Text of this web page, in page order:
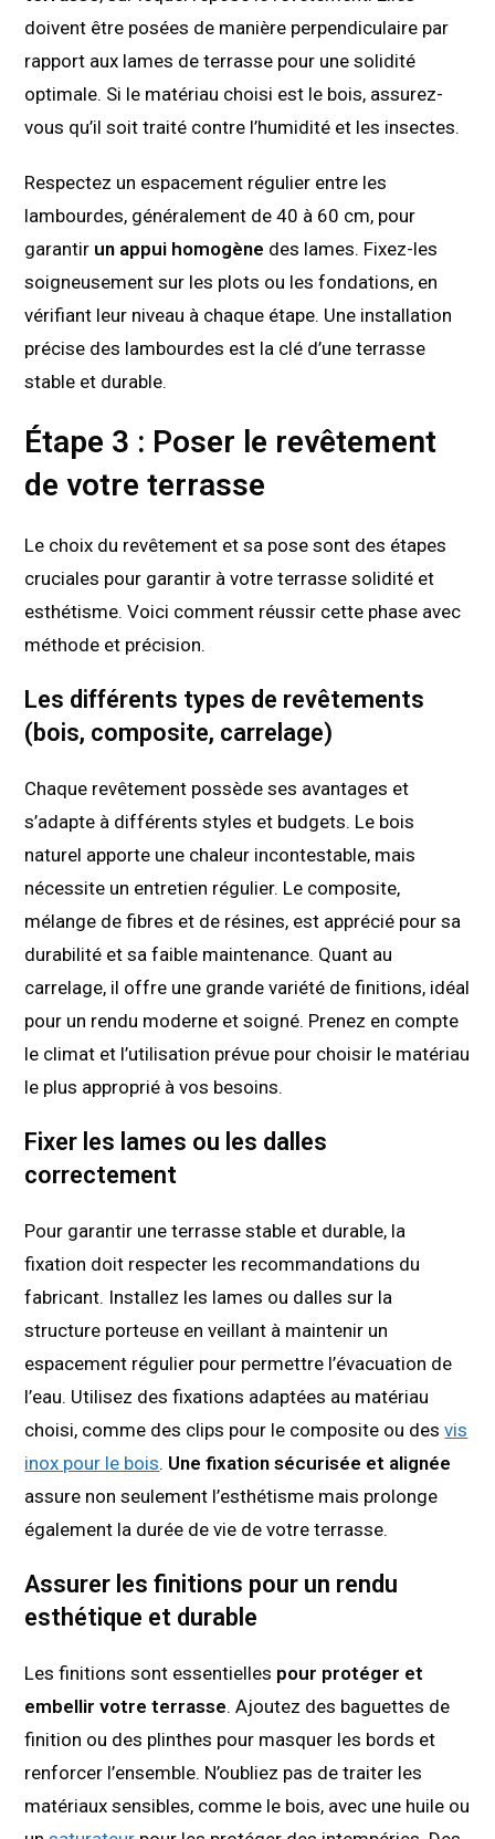
doivent être posées de manière perpendiculaire par
rapport aux lames de terrasse pour une solidité
optimale. Si le matériau choisi est le bois, assurez-
vous qu’il soit traité contre l’humidité et les insectes.
Respectez un espacement régulier entre les
lambourdes, généralement de 40 à 60 cm, pour
garantir un appui homogène des lames. Fixez-les
soigneusement sur les plots ou les fondations, en
vérifiant leur niveau à chaque étape. Une installation
précise des lambourdes est la clé d’une terrasse
stable et durable.
Étape 3 : Poser le revêtement
de votre terrasse
Le choix du revêtement et sa pose sont des étapes
cruciales pour garantir à votre terrasse solidité et
esthétisme. Voici comment réussir cette phase avec
méthode et précision.
Les différents types de revêtements
(bois, composite, carrelage)
Chaque revêtement possède ses avantages et
s’adapte à différents styles et budgets. Le bois
naturel apporte une chaleur incontestable, mais
nécessite un entretien régulier. Le composite,
mélange de fibres et de résines, est apprécié pour sa
durabilité et sa faible maintenance. Quant au
carrelage, il offre une grande variété de finitions, idéal
pour un rendu moderne et soigné. Prenez en compte
le climat et l’utilisation prévue pour choisir le matériau
le plus approprié à vos besoins.
Fixer les lames ou les dalles
correctement
Pour garantir une terrasse stable et durable, la
fixation doit respecter les recommandations du
fabricant. Installez les lames ou dalles sur la
structure porteuse en veillant à maintenir un
espacement régulier pour permettre l’évacuation de
l’eau. Utilisez des fixations adaptées au matériau
choisi, comme des clips pour le composite ou desvis
inox pour le bois. Une fixation sécurisée et alignée
assure non seulement l’esthétisme mais prolonge
également la durée de vie de votre terrasse.
Assurer les finitions pour un rendu
esthétique et durable
Les finitions sont essentielles pour protéger et
embellir votre terrasse. Ajoutez des baguettes de
finition ou des plinthes pour masquer les bords et
renforcer l’ensemble. N’oubliez pas de traiter les
matériaux sensibles, comme le bois, avec une huile ou